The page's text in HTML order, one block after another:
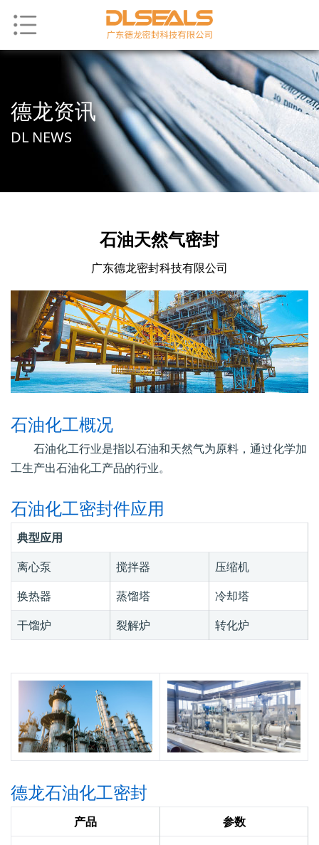
德龙资讯
DL NEWS
石油天然气密封
广东德龙密封科技有限公司
石油化工概况
石油化工行业是指以石油和天然气为原料，通过化学加
工生产出石油化工产品的行业。
石油化工密封件应用
典型应用
离心泵
搅拌器
压缩机
换热器
蒸馏塔
冷却塔
干馏炉
裂解炉 转化炉
德龙石油化工密封
产品
参数